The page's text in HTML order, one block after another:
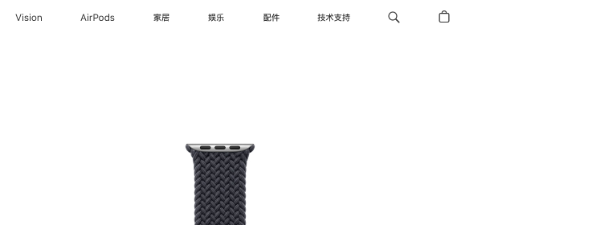
Vision AirPods 家居 娱乐 配件 技术支持